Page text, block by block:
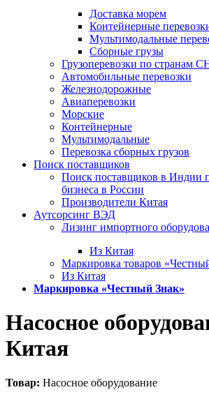
Доставка морем
Контейнерные
Мультимодальные
Сборные грузы
Грузоперевозки по странам
Автомобильные перевозки
Железнодорожные
Авиаперевозки
Морские
Контейнерные
Мультимодальные
Перевозка сборных грузов
Поиск поставщиков
Поиск поставщиков в Индии
бизнеса в России
Производители Китая
Аутсорсинг ВЭД
Лизинг импортного
Из Китая
Маркировка товаров
Из Китая
Маркировка «Честный Знак»
Насосное
Китая
Товар: Насосное оборудование